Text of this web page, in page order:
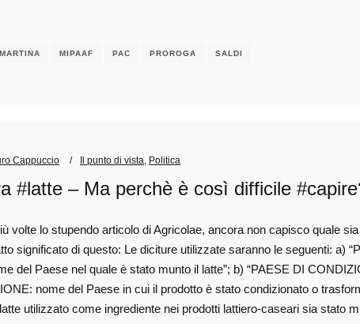
MARTINA MIPAAF PAC PROROGA SALDI
Cappuccio Il punto di vista Politica
#latte – Ma perchè è così difficile
volte lo stupendo articolo di Agricolae, ancora non capisco quale
significato di questo: Le diciture utilizzate saranno le seguenti: a)
del Paese nel quale è stato munto il latte”; b) “PAESE DI
nome del Paese in cui il prodotto è stato condizionato o
utilizzato come ingrediente nei prodotti lattiero-caseari sia stato